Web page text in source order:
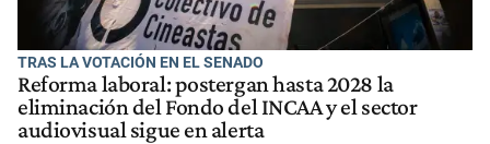
TRAS LA VOTACIÓN EN EL SENADO
Reforma laboral: postergan hasta 2028 la
eliminación del Fondo del INCAA y el sector
audiovisual sigue en alerta